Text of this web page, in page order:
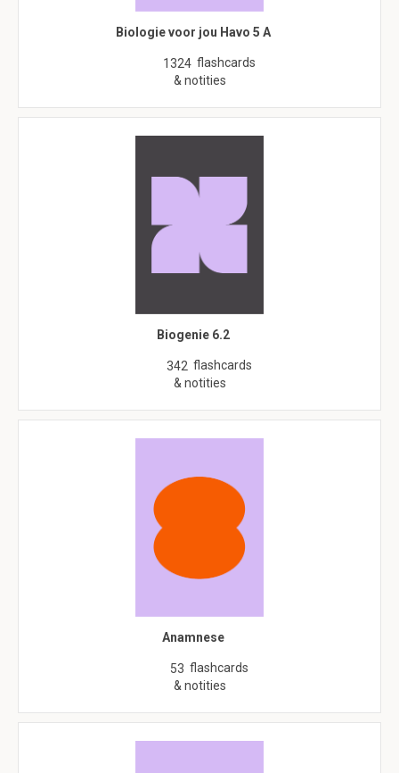
Biologie voor jou Havo 5 A
1324 flashcards
& notities
Biogenie 6.2
342 flashcards
& notities
Anamnese
53 flashcards
& notities